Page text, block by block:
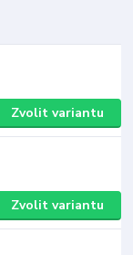
Zvolit variantu
Zvolit variantu